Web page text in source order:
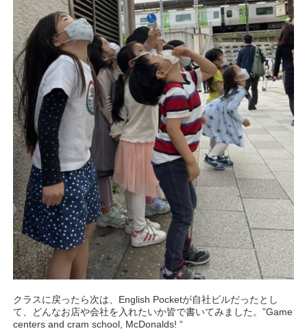
クラスに戻ったら次は、English Pocketが自社ビルだったとし
て、どんなお店や会社を入れたいか皆で書いてみました。”Game
centers and cram school, McDonalds! “